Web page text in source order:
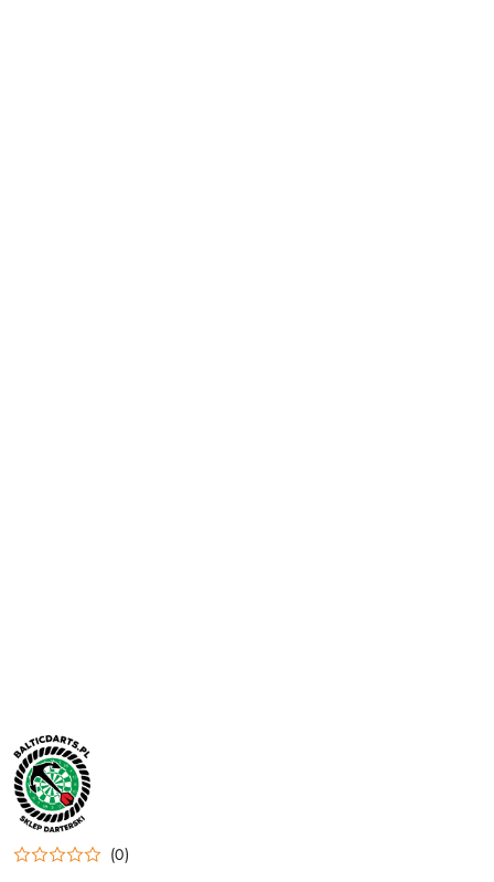
NAZWA
PRODUCENTA:
BALTIC
DARTS
(0)